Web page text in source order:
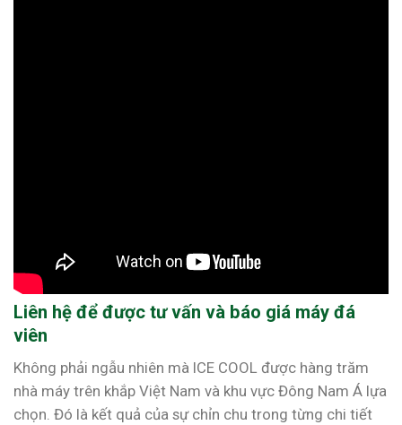
Liên hệ để được tư vấn và báo giá máy đá
viên
Không phải ngẫu nhiên mà ICE COOL được hàng trăm
nhà máy trên khắp Việt Nam và khu vực Đông Nam Á lựa
chọn. Đó là kết quả của sự chỉn chu trong từng chi tiết